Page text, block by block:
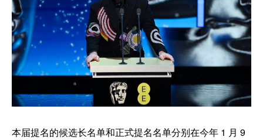
本届提名的候选长名单和正式提名名单分别在今年 1 月 9